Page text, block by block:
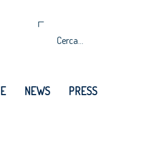
NEWS PRESS